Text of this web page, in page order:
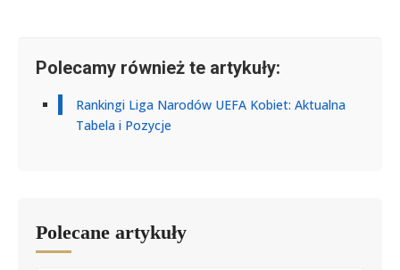
Polecamy również te artykuły:
Rankingi Liga Narodów UEFA Kobiet: Aktualna
Tabela i Pozycje
Polecane artykuły